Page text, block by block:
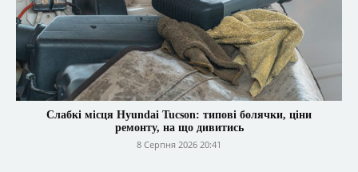
Слабкі місця Hyundai Tucson: типові болячки, ціни
ремонту, на що дивитись
8 Серпня 2026 20:41